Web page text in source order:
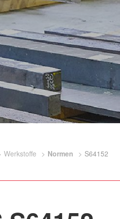
Werkstoffe Normen S64152